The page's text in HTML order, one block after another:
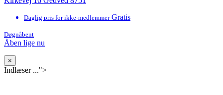
Daglig pris for ikke-medlemmer Gratis
Døgnåbent
Åben lige nu
×
Indlæser ...">